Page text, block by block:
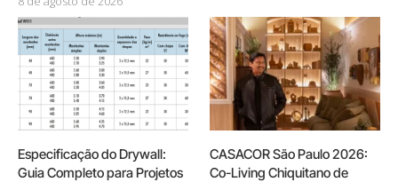
Especificação do Drywall:
Guia Completo para Projetos
CASACOR São Paulo 2026:
Co-Living Chiquitano de